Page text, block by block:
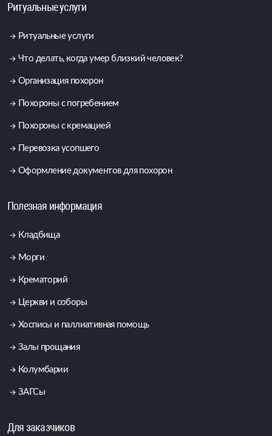
Ритуальные услуги
Ритуальные услуги
Что делать, когда умер близкий человек?
Организация похорон
Похороны с погребением
Похороны с кремацией
Перевозка усопшего
Оформление документов для похорон
Полезная информация
Кладбища
Морги
Крематорий
Церкви и соборы
Хосписы и паллиативная помощь
Залы прощания
Колумбарии
ЗАГСы
Для заказчиков